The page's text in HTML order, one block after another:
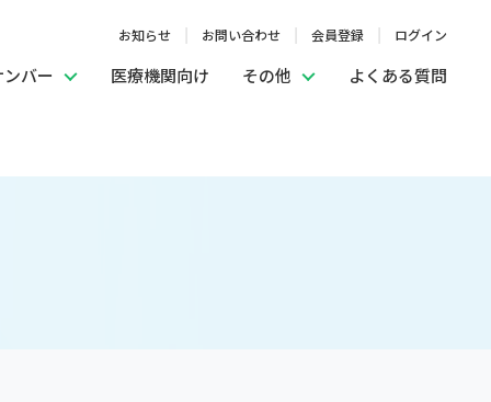
お知らせ お問い合わせ 会員登録 ログイン
バー 医療機関向け その他 よくある質問